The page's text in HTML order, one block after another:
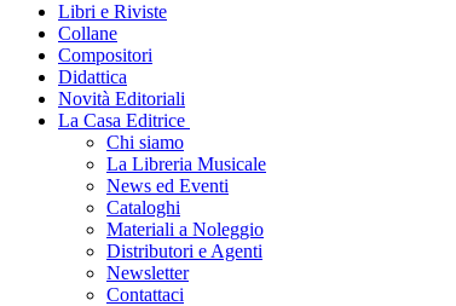
Libri e Riviste
Collane
Compositori
Didattica
Novità Editoriali
La Casa Editrice
Chi siamo
La Libreria Musicale
News ed Eventi
Cataloghi
Materiali a Noleggio
Distributori e Agenti
Newsletter
Contattaci